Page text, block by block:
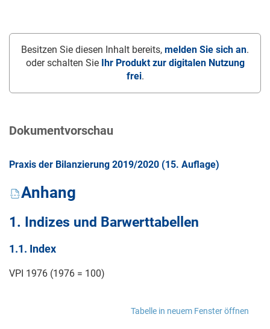
Besitzen Sie diesen Inhalt bereits, melden Sie sich an.
oder schalten Sie
Ihr Produkt zur digitalen Nutzung
frei.
Dokumentvorschau
Praxis der Bilanzierung 2019/2020 (15. Auflage)
Anhang
1. Indizes und Barwerttabellen
1.1. Index
VPI 1976 (1976 = 100)
Tabelle in neuem Fenster öffnen